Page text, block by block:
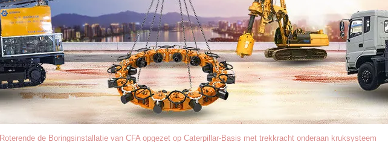
Roterende de Boringsinstallatie van CFA opgezet op Caterpillar-Basis met trekkracht onderaan kruksysteem